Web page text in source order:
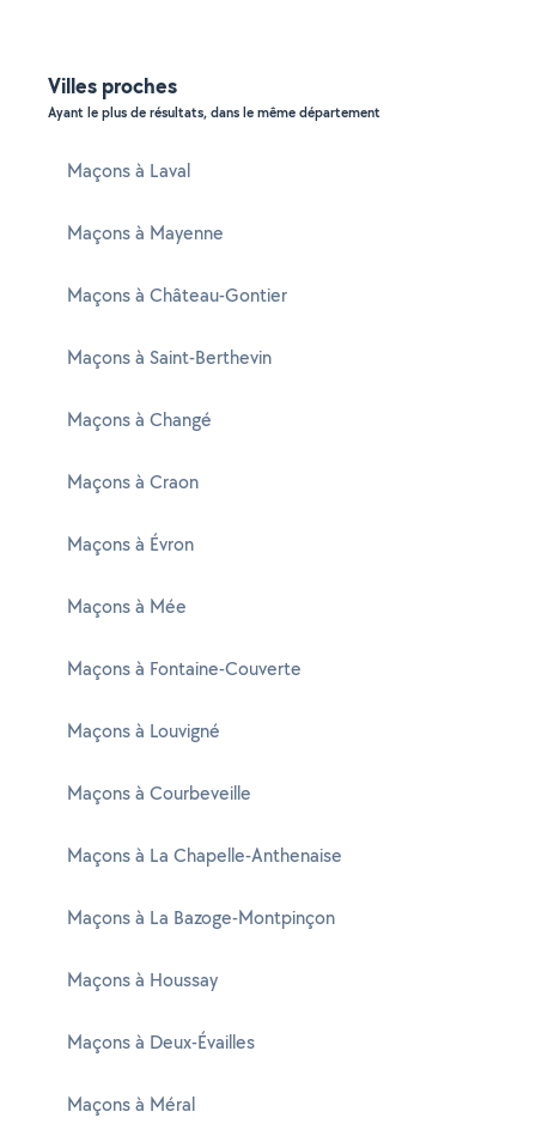
Villes proches
Ayant le plus de résultats, dans le même département
Maçons à Laval
Maçons à Mayenne
Maçons à Château-Gontier
Maçons à Saint-Berthevin
Maçons à Changé
Maçons à Craon
Maçons à Évron
Maçons à Mée
Maçons à Fontaine-Couverte
Maçons à Louvigné
Maçons à Courbeveille
Maçons à La Chapelle-Anthenaise
Maçons à La Bazoge-Montpinçon
Maçons à Houssay
Maçons à Deux-Évailles
Maçons à Méral